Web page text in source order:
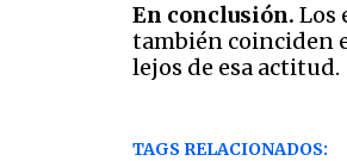
En conclusión. Los
también coinciden
lejos de esa actitud.
TAGS RELACIONADOS: